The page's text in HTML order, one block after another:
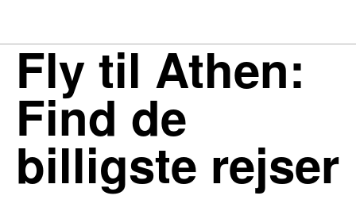
Fly til Athen:
Find de
billigste rejser